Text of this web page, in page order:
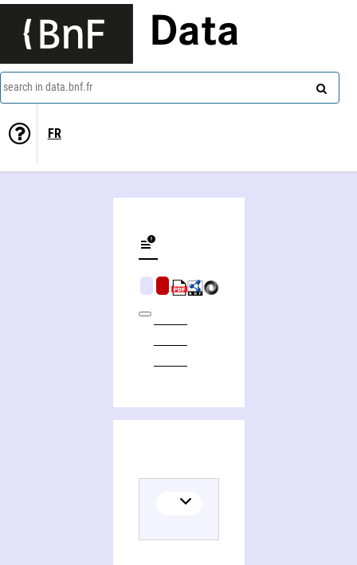
Data
search in data.bnf.fr
FR